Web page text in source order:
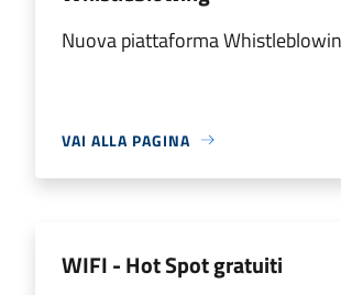
Nuova piattaforma
VAI ALLA PAGINA
WIFI - Hot Spot gratuiti